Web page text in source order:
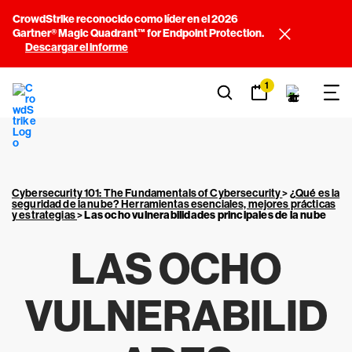
CrowdStrike reconocido como líder en el 2026
Gartner® Magic Quadrant™ for Endpoint Protection.
Descargar el informe
1
Cybersecurity 101: The Fundamentals of Cybersecurity>¿Qué es la
seguridad de la nube? Herramientas esenciales, mejores prácticas
y estrategias>Las ocho vulnerabilidades principales de la nube
LAS OCHO
VULNERABILID